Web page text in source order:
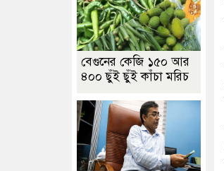
বেগুনের কেজি ১৫০ আর
৪০০ ছুঁই ছুঁই কাঁচা মরিচ